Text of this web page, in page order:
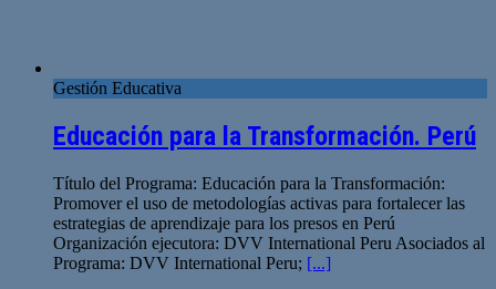
Gestión Educativa
Educación para la Transformación. Perú
Título del Programa: Educación para la Transformación:
Promover el uso de metodologías activas para fortalecer las
estrategias de aprendizaje para los presos en Perú
Organización ejecutora: DVV International Peru Asociados al
Programa: DVV International Peru; [...]